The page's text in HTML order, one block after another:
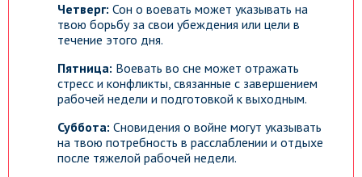
Четверг: Сон о воевать может указывать на
твою борьбу за свои убеждения или цели в
течение этого дня.
Пятница: Воевать во сне может отражать
стресс и конфликты, связанные с завершением
рабочей недели и подготовкой к выходным.
Суббота: Сновидения о войне могут указывать
на твою потребность в расслаблении и отдыхе
после тяжелой рабочей недели.